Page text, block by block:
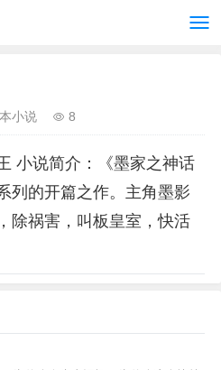
小说 8
小说简介：《墨家之神话
列的开篇之作。主角墨影
除祸害，叫板皇室，快活